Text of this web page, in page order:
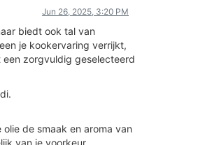
Jun 26, 2025, 3:20 PM
biedt ook tal van
je kookervaring verrijkt,
een zorgvuldig geselecteerd
de smaak en aroma van
van je voorkeur.